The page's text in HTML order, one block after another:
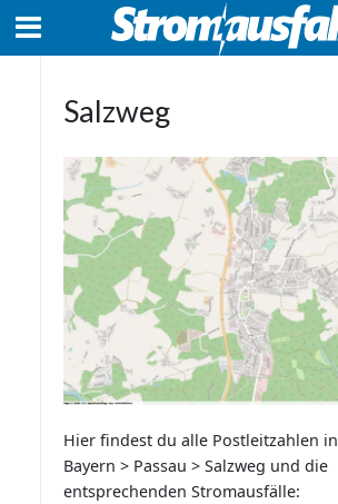
Salzweg
Hier findest du alle Postleitzahlen in
Bayern > Passau > Salzweg und die
entsprechenden Stromausfälle: